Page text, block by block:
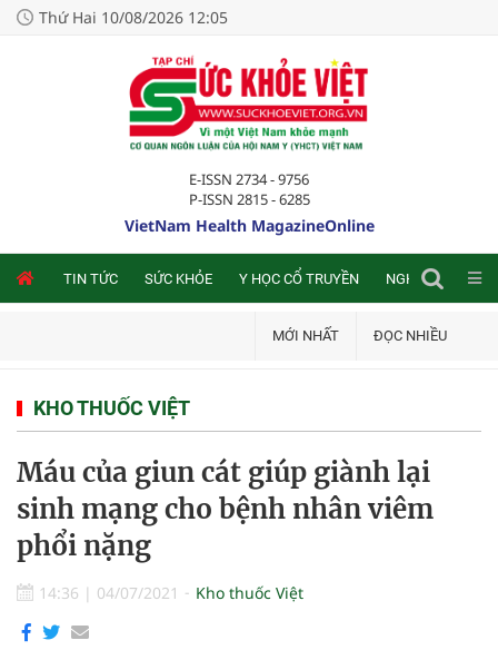
Thứ Hai 10/08/2026 12:05
E-ISSN 2734 - 9756
P-ISSN 2815 - 6285
VietNam Health MagazineOnline
TIN TỨC SỨC KHỎE Y HỌC CỔ TRUYỀN NGHIÊN CỨU
MỚI NHẤT ĐỌC NHIỀU
KHO THUỐC VIỆT
Máu của giun cát giúp giành lại
sinh mạng cho bệnh nhân viêm
phổi nặng
14:36 | 04/07/2021 Kho thuốc Việt